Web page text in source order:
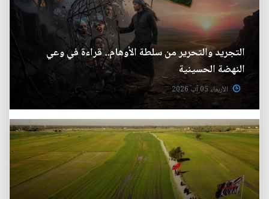
التجريد والتحرير من سلطة الأوهام.. قراءة في وعي
النهضة الحسينية
الأربعاء 05 آب 2026